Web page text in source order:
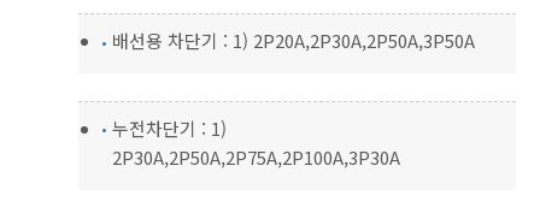
배선용 차단기 : 1) 2P20A,2P30A,2P50A,3P50A
누전차단기 : 1)
2P30A,2P50A,2P75A,2P100A,3P30A